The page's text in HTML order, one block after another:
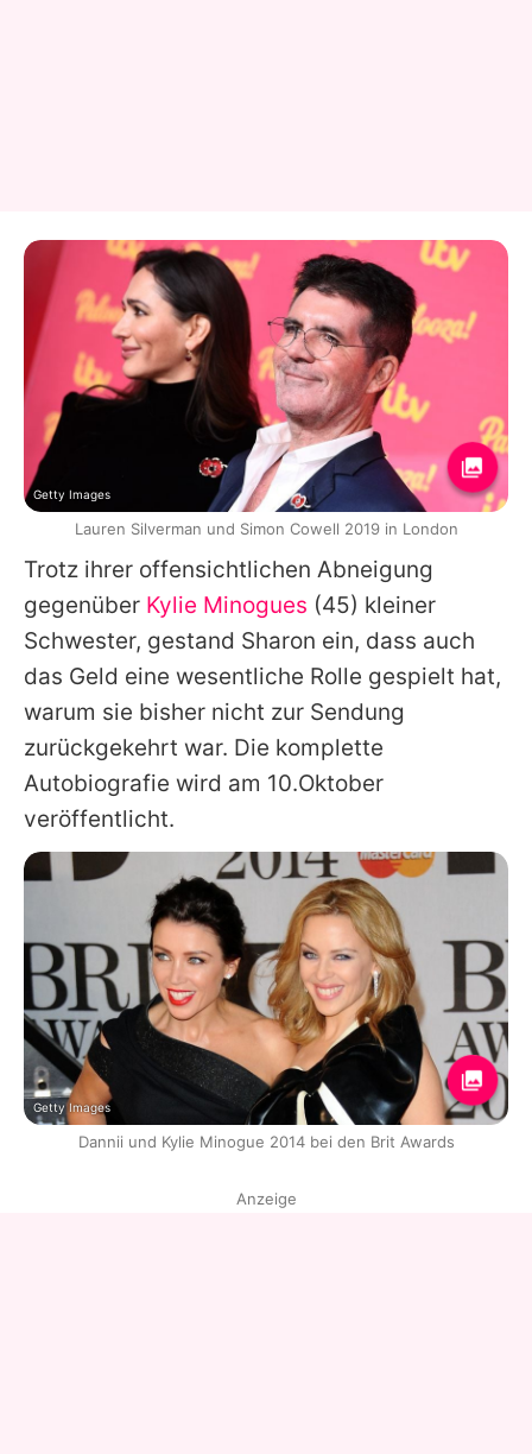
Trotz ihrer offensichtlichen Abneigung
gegenüber Kylie Minogues (45) kleiner
Schwester, gestand Sharon ein, dass auch
das Geld eine wesentliche Rolle gespielt hat,
warum sie bisher nicht zur Sendung
zurückgekehrt war. Die komplette
Autobiografie wird am 10.Oktober
veröffentlicht.
Getty Images
Lauren Silverman und Simon Cowell 2019 in London
Getty Images
Dannii und Kylie Minogue 2014 bei den Brit Awards
Anzeige